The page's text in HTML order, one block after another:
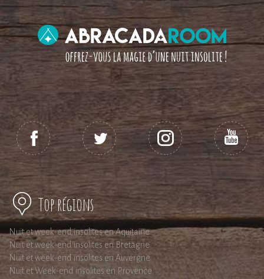
Top régions
Nuit et week-end insolites en Aquitaine
Nuit et week-end insolites en Bretagne
Nuit et week-end insolites en Auvergne
Nuit et Week-end insolites en Provence